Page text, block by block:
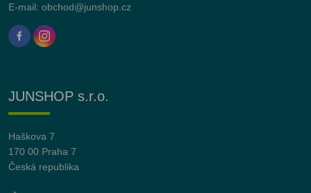
E-mail: obchod@junshop.cz
JUNSHOP s.r.o.
Haškova 7
170 00 Praha 7
Česká republika